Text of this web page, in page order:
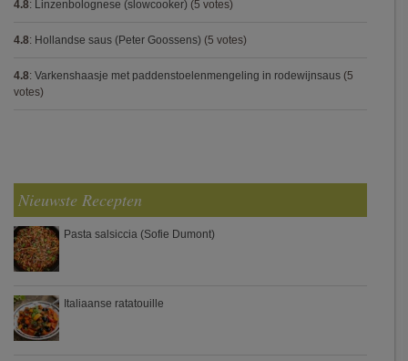
4.8: Linzenbolognese (slowcooker) (5 votes)
4.8: Hollandse saus (Peter Goossens) (5 votes)
4.8: Varkenshaasje met paddenstoelenmengeling in rodewijnsaus (5
votes)
Nieuwste Recepten
Pasta salsiccia (Sofie Dumont)
Italiaanse ratatouille